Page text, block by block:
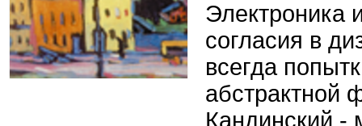
Электроника
согласия в
всегда
абстрактной
Кандинский -